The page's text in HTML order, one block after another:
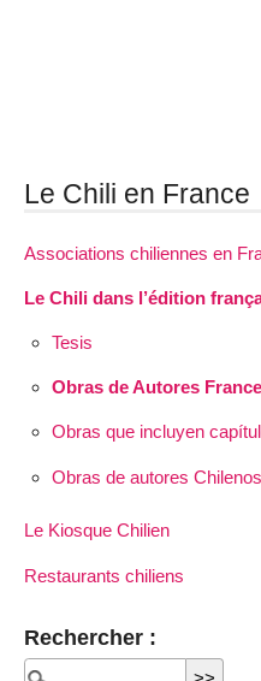
Le Chili en France
Associations chiliennes en
Le Chili dans l’édition
Tesis
Obras de Autores
Obras que incluyen
Obras de autores
Le Kiosque Chilien
Restaurants chiliens
Rechercher :